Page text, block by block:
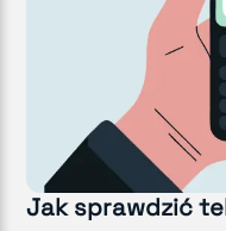
Jak sprawdzić